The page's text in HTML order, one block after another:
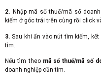
2. Nhập mã số thuế/mã số
kiếm ở góc trái trên cùng rồi click
3.Sau khi ấn vào nút tìm kiếm,
tìm.
Nếu tìm theo mã số thuế/mã số
doanh nghiệp cần tìm.